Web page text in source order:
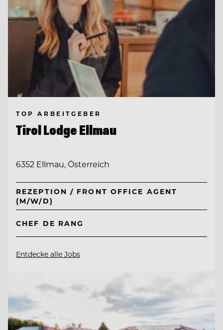
TOP ARBEITGEBER
Tirol Lodge Ellmau
6352 Ellmau, Österreich
REZEPTION / FRONT OFFICE AGENT
(M/W/D)
CHEF DE RANG
Entdecke alle Jobs